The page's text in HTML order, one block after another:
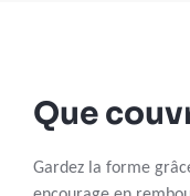
Que
Gardez la forme